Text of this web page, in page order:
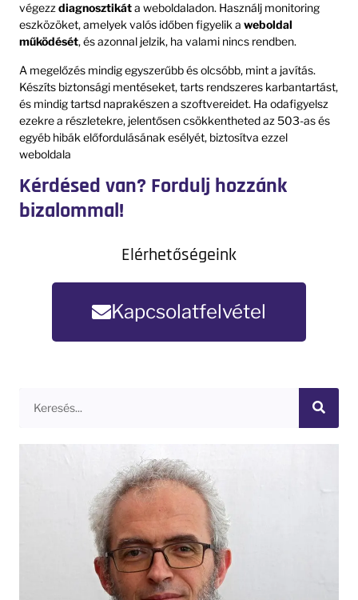
végezz diagnosztikáta weboldaladon. Használj monitoring
eszközöket, amelyek valós időben figyelik a weboldal
működését, és azonnal jelzik, ha valami nincs rendben.
A megelőzés mindig egyszerűbb és olcsóbb, mint a javítás.
Készíts biztonsági mentéseket, tarts rendszeres karbantartást,
és mindig tartsd naprakészen a szoftvereidet. Ha odafigyelsz
ezekre a részletekre, jelentősen csökkentheted az 503-as és
egyéb hibák előfordulásának esélyét, biztosítva ezzel
weboldala
Kérdésed van? Fordulj hozzánk
bizalommal!
Elérhetőségeink
Kapcsolatfelvétel